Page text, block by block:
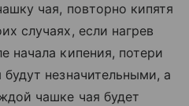
чая, повторно кипятя
случаях, если нагрев
начала кипения, потери
незначительными, а
чашке чая будет